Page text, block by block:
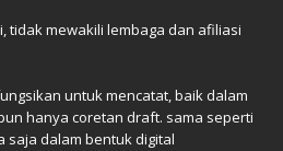
tidak mewakili lembaga dan afiliasi
untuk mencatat, baik dalam
hanya coretan draft. sama seperti
saja dalam bentuk digital